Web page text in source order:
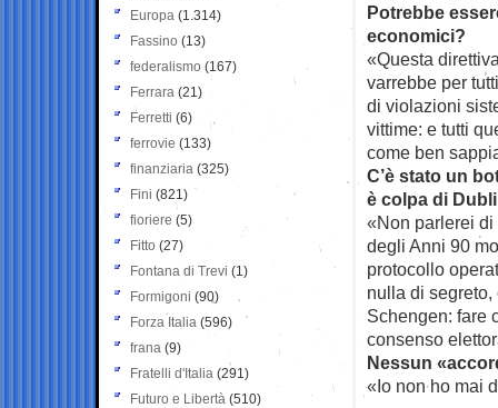
Potrebbe
economici?
«Questa
varrebbe per
di violazioni
vittime: e tutti
come ben
C’è stato un
è colpa di
«Non parlerei
degli Anni 90
protocollo
nulla di
Schengen: fare
consenso
Nessun
«Io non ho mai
Europa (1.314)
Fassino (13)
federalismo (167)
Ferrara (21)
Ferretti (6)
ferrovie (133)
finanziaria (325)
Fini (821)
fioriere (5)
Fitto (27)
Fontana di Trevi (1)
Formigoni (90)
Forza Italia (596)
frana (9)
Fratelli d'Italia (291)
Futuro e Libertà (510)